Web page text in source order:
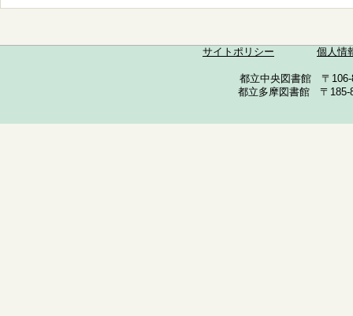
サイトポリシー 個人情
都立中央図書館 〒
都立多摩図書館 〒185-